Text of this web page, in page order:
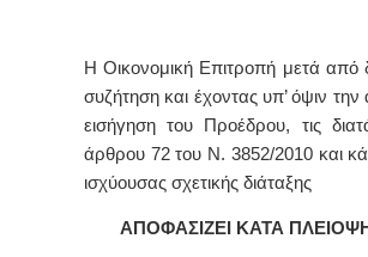
Η Οικονομική Επιτροπή μετά από
συζήτηση και έχοντας υπ’ όψιν
εισήγηση του Προέδρου, τις
άρθρου 72 του Ν. 3852/2010 και
ισχύουσας σχετικής διάταξης
ΑΠΟΦΑΣΙΖΕΙ ΚΑΤΑ